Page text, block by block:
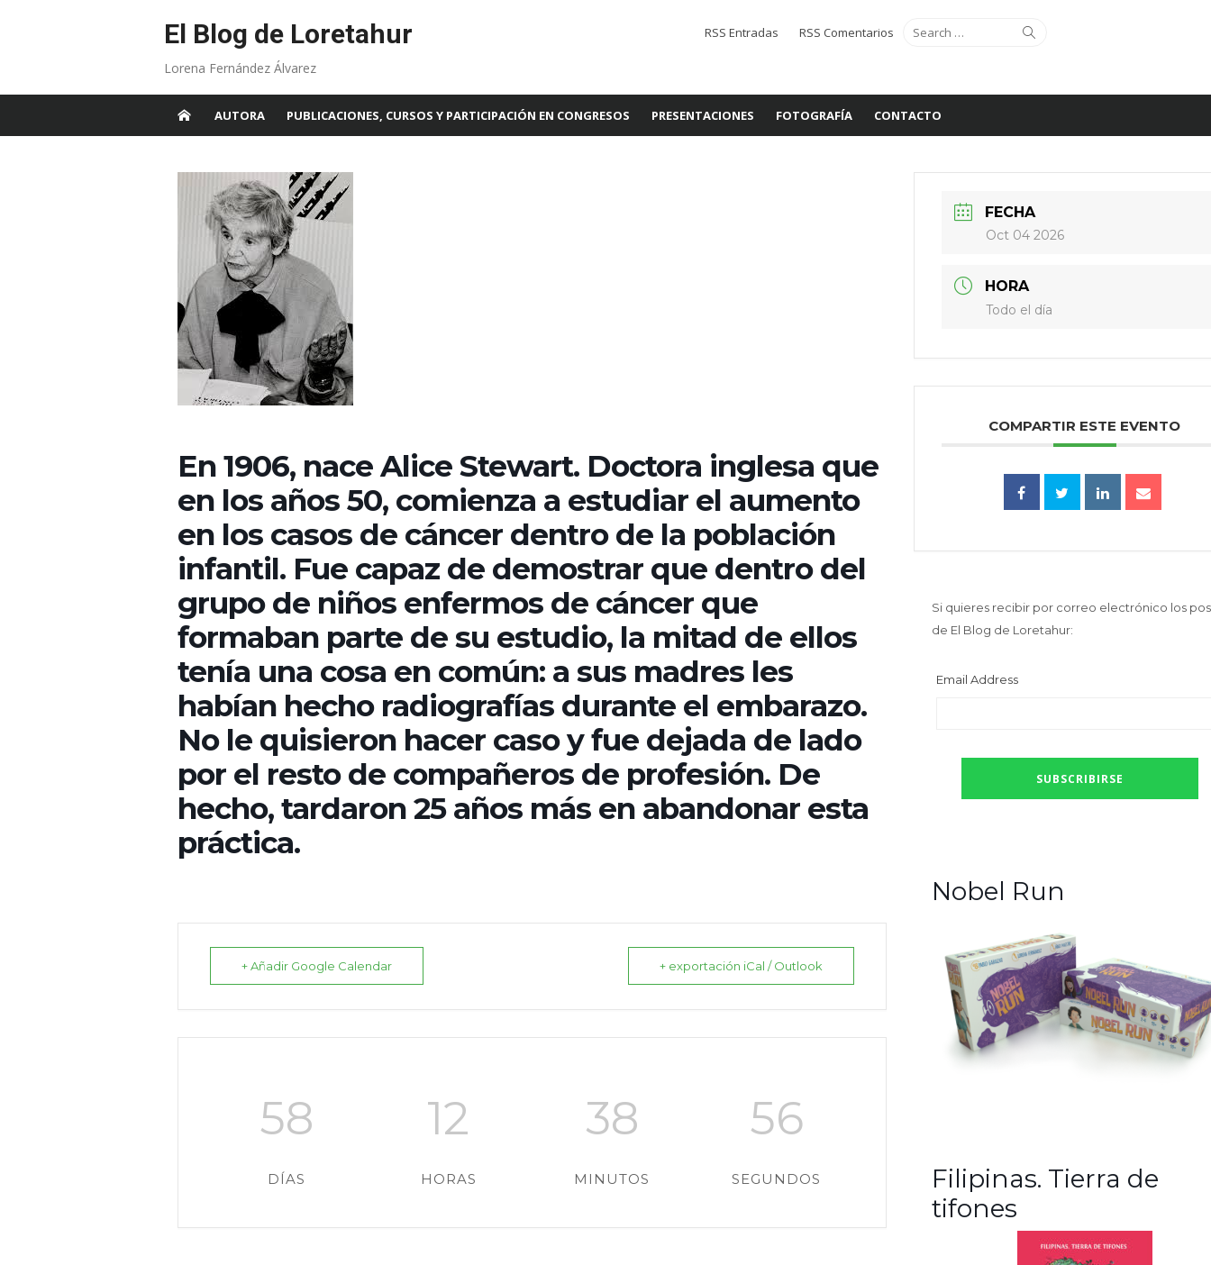
El Blog de Loretahur
Lorena Fernández Álvarez
Search
for:
RSS Entradas RSS Comentarios
AUTORA PUBLICACIONES, CURSOS Y PARTICIPACIÓN EN CONGRESOS PRESENTACIONES FOTOGRAFÍA CONTACTO
En 1906, nace Alice Stewart. Doctora inglesa que
en los años 50, comienza a estudiar el aumento
en los casos de cáncer dentro de la población
infantil. Fue capaz de demostrar que dentro del
grupo de niños enfermos de cáncer que
formaban parte de su estudio, la mitad de ellos
tenía una cosa en común: a sus madres les
habían hecho radiografías durante el embarazo.
No le quisieron hacer caso y fue dejada de lado
por el resto de compañeros de profesión. De
hecho, tardaron 25 años más en abandonar esta
práctica.
+ Añadir Google Calendar + exportación iCal / Outlook
58
DÍAS
12
HORAS
38
MINUTOS
55
SEGUNDOS
FECHA
Oct 04 2026
HORA
Todo el día
COMPARTIR ESTE EVENTO
Si quieres recibir por correo electrónico los
de El Blog de Loretahur:
Email Address
Nobel Run
Filipinas. Tierra de
tifones